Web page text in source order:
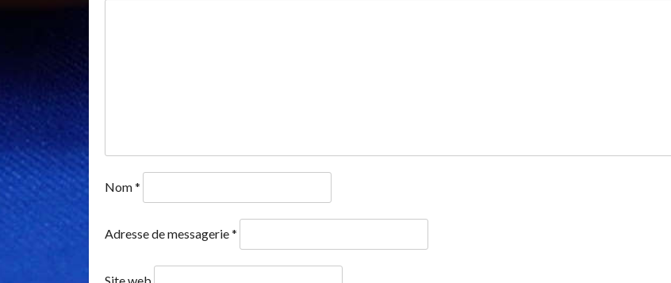
Nom*
Adresse de messagerie*